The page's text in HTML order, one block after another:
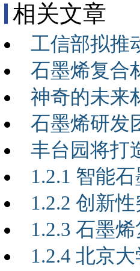
相关文章
工信部拟推
石墨烯复合
神奇的未
石墨烯研发
丰台园将打
1.2.1 智能
1.2.2 创新
1.2.3 石墨
1.2.4 北京